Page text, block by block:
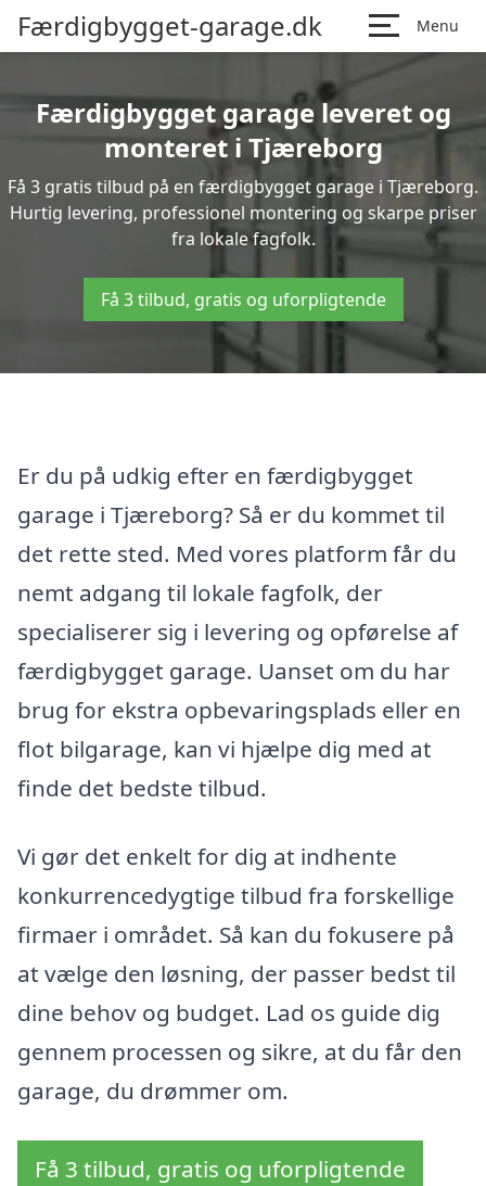
Færdigbygget-garage.dk Menu
Færdigbygget garage leveret og
monteret i Tjæreborg
Få 3 gratis tilbud på en færdigbygget garage i Tjæreborg.
Hurtig levering, professionel montering og skarpe priser
fra lokale fagfolk.
Få 3 tilbud, gratis og uforpligtende
Er du på udkig efter en færdigbygget
garage i Tjæreborg? Så er du kommet til
det rette sted. Med vores platform får du
nemt adgang til lokale fagfolk, der
specialiserer sig i levering og opførelse af
færdigbygget garage. Uanset om du har
brug for ekstra opbevaringsplads eller en
flot bilgarage, kan vi hjælpe dig med at
finde det bedste tilbud.
Vi gør det enkelt for dig at indhente
konkurrencedygtige tilbud fra forskellige
firmaer i området. Så kan du fokusere på
at vælge den løsning, der passer bedst til
dine behov og budget. Lad os guide dig
gennem processen og sikre, at du får den
garage, du drømmer om.
Få 3 tilbud, gratis og uforpligtende